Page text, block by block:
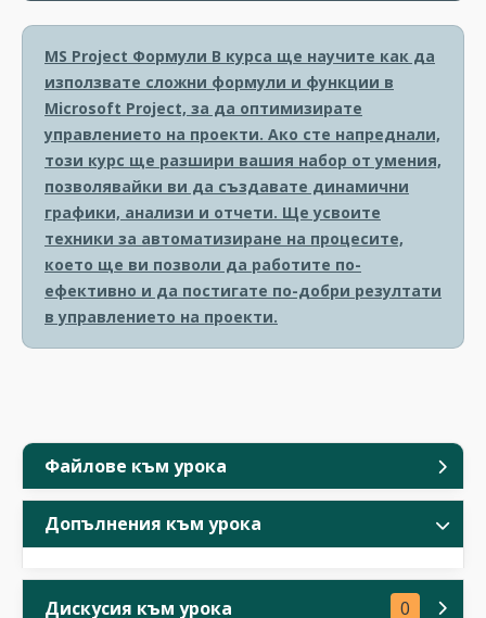
Файлове към урока
Допълнения към урока
Дискусия към урока 0
MS Project Формули В курса ще научите как да
използвате сложни формули и функции в
Microsoft Project, за да оптимизирате
управлението на проекти. Ако сте напреднали,
този курс ще разшири вашия набор от умения,
позволявайки ви да създавате динамични
графики, анализи и отчети. Ще усвоите
техники за автоматизиране на процесите,
което ще ви позволи да работите по-
ефективно и да постигате по-добри резултати
в управлението на проекти.